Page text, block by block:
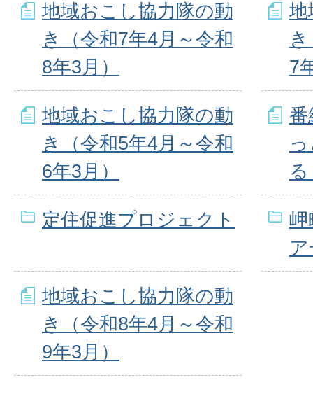
地域おこし協力隊の動
き（令和7年4月～令和
8年3月）
地
7
地域おこし協力隊の動
き（令和5年4月～令和
6年3月）
定住促進プロジェクト
岬
地域おこし協力隊の動
き（令和8年4月～令和
9年3月）